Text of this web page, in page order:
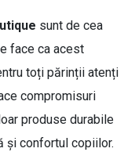
sunt de cea
face ca acest
toți părinții atenți
compromisuri
produse durabile
și confortul copiilor.